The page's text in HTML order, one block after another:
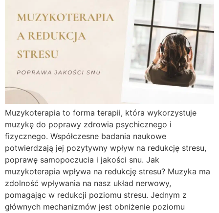
Muzykoterapia to forma terapii, która wykorzystuje
muzykę do poprawy zdrowia psychicznego i
fizycznego. Współczesne badania naukowe
potwierdzają jej pozytywny wpływ na redukcję stresu,
poprawę samopoczucia i jakości snu. Jak
muzykoterapia wpływa na redukcję stresu? Muzyka ma
zdolność wpływania na nasz układ nerwowy,
pomagając w redukcji poziomu stresu. Jednym z
głównych mechanizmów jest obniżenie poziomu